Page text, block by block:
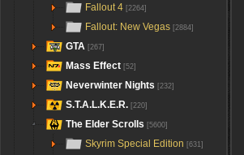
Fallout 4 [2264]
Fallout: New Vegas [2884]
GTA [267]
Mass Effect [52]
Neverwinter Nights [232]
S.T.A.L.K.E.R. [220]
The Elder Scrolls [5600]
Skyrim Special Edition [631]